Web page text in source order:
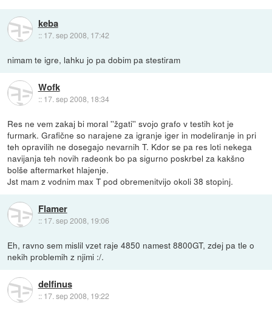
keba
:: 17. sep 2008, 17:42
nimam te igre, lahku jo pa dobim pa stestiram
Wofk
:: 17. sep 2008, 18:34
Res ne vem zakaj bi moral ''žgati'' svojo grafo v testih kot je
furmark. Grafične so narajene za igranje iger in modeliranje in pri
teh opravilih ne dosegajo nevarnih T. Kdor se pa res loti nekega
navijanja teh novih radeonk bo pa sigurno poskrbel za kakšno
bolše aftermarket hlajenje.
Jst mam z vodnim max T pod obremenitvijo okoli 38 stopinj.
Flamer
:: 17. sep 2008, 19:06
Eh, ravno sem mislil vzet raje 4850 namest 8800GT, zdej pa tle o
nekih problemih z njimi :/.
delfinus
:: 17. sep 2008, 19:22